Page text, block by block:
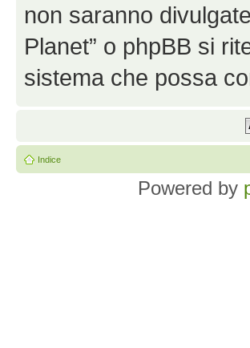
non saranno
Planet” o phpBB si
sistema che possa
Indice
Powered by